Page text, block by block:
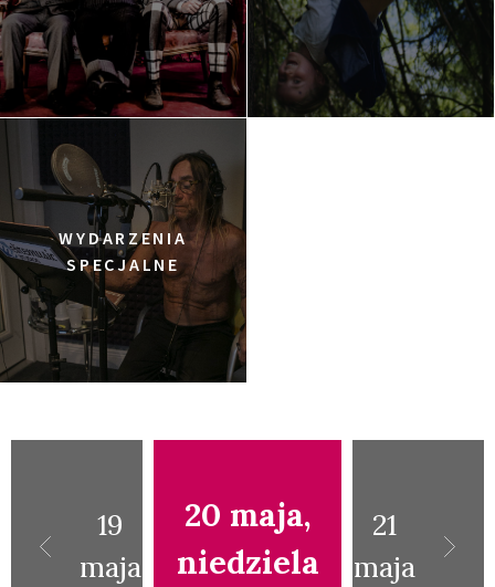
WYDARZENIA
SPECJALNE
19
maja
20 maja,
niedziela
21
maja